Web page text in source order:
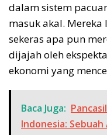
dalam sistem
masuk akal. Mereka
sekeras apa pun
dijajah oleh
ekonomi yang
Baca Juga:
Indonesia: